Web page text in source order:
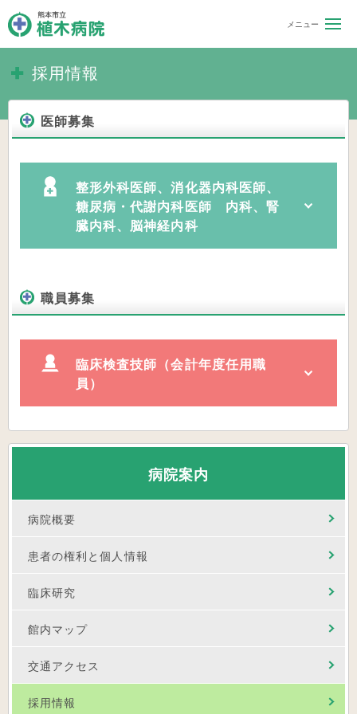
採用情報
医師募集
整形外科医師、消化器内科医師、
糖尿病・代謝内科医師 内科、腎
臓内科、脳神経内科
職員募集
臨床検査技師（会計年度任用職
員）
病院案内
病院概要
患者の権利と個人情報
臨床研究
館内マップ
交通アクセス
採用情報